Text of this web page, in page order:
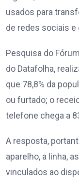
usados para
de redes sociais
Pesquisa do
do Datafolha,
que 78,8% da
ou furtado; o
telefone chega a
A resposta,
aparelho, a linha,
vinculados ao